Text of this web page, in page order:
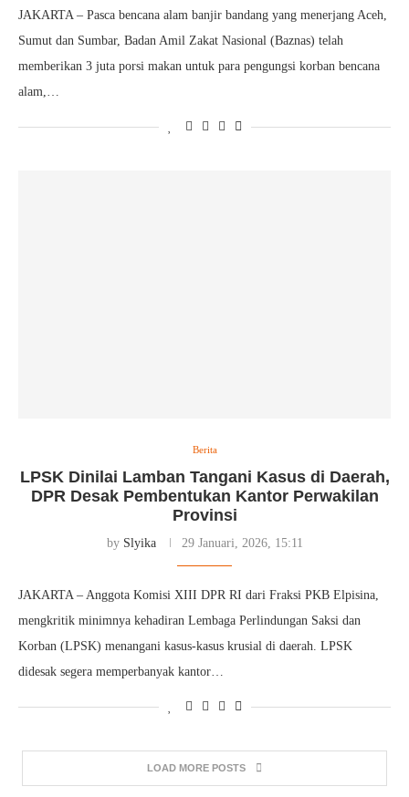
JAKARTA – Pasca bencana alam banjir bandang yang menerjang Aceh,
Sumut dan Sumbar, Badan Amil Zakat Nasional (Baznas) telah
memberikan 3 juta porsi makan untuk para pengungsi korban bencana
alam,…
Berita
LPSK Dinilai Lamban Tangani Kasus di Daerah,
DPR Desak Pembentukan Kantor Perwakilan
Provinsi
by Slyika 29 Januari, 2026, 15:11
JAKARTA – Anggota Komisi XIII DPR RI dari Fraksi PKB Elpisina,
mengkritik minimnya kehadiran Lembaga Perlindungan Saksi dan
Korban (LPSK) menangani kasus-kasus krusial di daerah. LPSK
didesak segera memperbanyak kantor…
LOAD MORE POSTS